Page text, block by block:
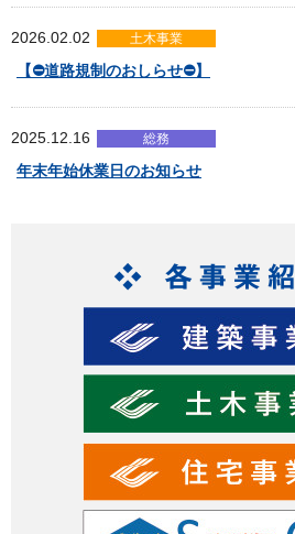
2026.02.02 土木事業
【⛔道路規制のおしらせ⛔】
2025.12.16 総務
年末年始休業日のお知らせ